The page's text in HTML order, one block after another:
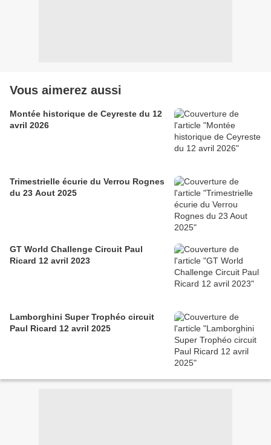
Vous aimerez aussi
Montée historique de Ceyreste du 12
avril 2026
Trimestrielle écurie du Verrou Rognes
du 23 Aout 2025
GT World Challenge Circuit Paul
Ricard 12 avril 2023
Lamborghini Super Trophéo circuit
Paul Ricard 12 avril 2025